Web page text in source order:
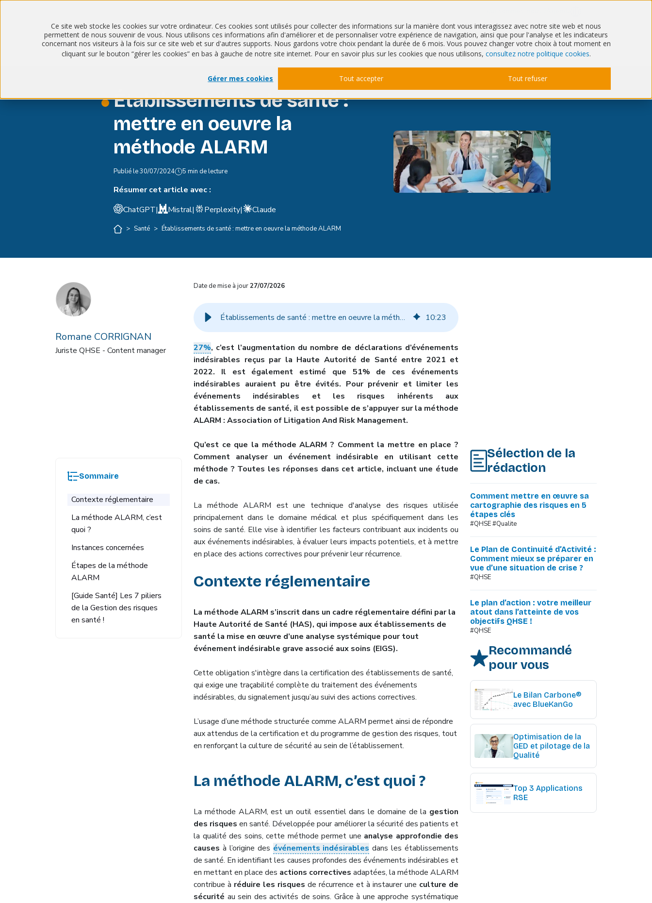
Ce site web stocke les cookies sur votre ordinateur. Ces cookies sont utilisés pour collecter des informations sur la manière dont vous interagissez avec notre site web et nous
permettent de nous souvenir de vous. Nous utilisons ces informations afin d'améliorer et de personnaliser votre expérience de navigation, ainsi que pour l'analyse et les indicateurs
concernant nos visiteurs à la fois sur ce site web et sur d'autres supports. Nous gardons votre choix pendant la durée de 6 mois. Vous pouvez changer votre choix à tout moment en
cliquant sur le bouton “gérer les cookies” en bas à gauche de notre site internet. Pour en savoir plus sur les cookies que nous utilisons, consultez notre politique cookies.
Gérer mes cookies Tout accepter Tout refuser
QHSE RSE Santé IT & Cyber
Établissements de santé :
mettre en oeuvre la
méthode ALARM
Publié le30/07/2024 5 min de lecture
Résumer cet article avec :
ChatGPT| Mistral| Perplexity| Claude
> Santé > Établissements de santé : mettre en oeuvre la méthode ALARM
Romane CORRIGNAN
Juriste QHSE - Content manager
Sommaire
Contexte réglementaire
La méthode ALARM, c’est
quoi ?
Instances concernées
Étapes de la méthode
ALARM
[Guide Santé] Les 7 piliers
de la Gestion des risques
en santé !
Date de mise à jour27/07/2026
Établissements de santé : mettre en oeuvre la méthode ALARM 10:23
27%, c’est l’augmentation du nombre de déclarations d’événements
indésirables reçus par la Haute Autorité de Santé entre 2021 et
2022. Il est également estimé que 51% de ces événements
indésirables auraient pu être évités. Pour prévenir et limiter les
événements indésirables et les risques inhérents aux
établissements de santé, il est possible de s’appuyer sur la méthode
ALARM : Association of Litigation And Risk Management.
Qu’est ce que la méthode ALARM ? Comment la mettre en place ?
Comment analyser un événement indésirable en utilisant cette
méthode ? Toutes les réponses dans cet article, incluant une étude
de cas.
La méthode ALARM est une technique d'analyse des risques utilisée
principalement dans le domaine médical et plus spécifiquement dans les
soins de santé. Elle vise à identifier les facteurs contribuant aux incidents ou
aux événements indésirables, à évaluer leurs impacts potentiels, et à mettre
en place des actions correctives pour prévenir leur récurrence.
Contexte réglementaire
La méthode ALARM s’inscrit dans un cadre réglementaire défini par la
Haute Autorité de Santé (HAS), qui impose aux établissements de
santé la mise en œuvre d’une analyse systémique pour tout
événement indésirable grave associé aux soins (EIGS).
Cette obligation s'intègre dans la certification des établissements de santé,
qui exige une traçabilité complète du traitement des événements
indésirables, du signalement jusqu’au suivi des actions correctives.
L’usage d’une méthode structurée comme ALARM permet ainsi de répondre
aux attendus de la certification et du programme de gestion des risques, tout
en renforçant la culture de sécurité au sein de l’établissement.
La méthode ALARM, c’est quoi ?
La méthode ALARM, est un outil essentiel dans le domaine de la gestion
des risquesen santé. Développée pour améliorer la sécurité des patients et
la qualité des soins, cette méthode permet une analyse approfondie des
causes à l’origine des événements indésirables dans les établissements
de santé. En identifiant les causes profondes des événements indésirables et
en mettant en place des actions correctives adaptées, la méthode ALARM
contribue à réduire les risques de récurrence et à instaurer une culture de
sécurité au sein des activités de soins. Grâce à une approche systématique
Sélection de la
rédaction
Comment mettre en œuvre sa
cartographie des risques en 5
étapes clés
#QHSE #Qualite
Le Plan de Continuité d’Activité :
Comment mieux se préparer en
vue d’une situation de crise ?
#QHSE
Le plan d’action : votre meilleur
atout dans l’atteinte de vos
objectifs QHSE !
#QHSE
Recommandé
pour vous
Le Bilan Carbone®
avec BlueKanGo
Optimisation de la
GED et pilotage de la
Qualité
Top 3 Applications
RSE